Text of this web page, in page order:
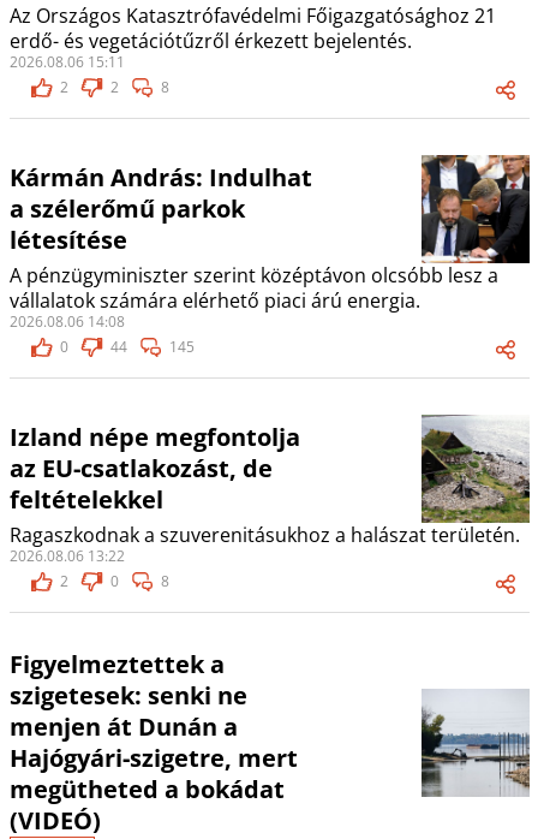
Az Országos Katasztrófavédelmi Főigazgatósághoz 21
erdő- és vegetációtűzről érkezett bejelentés.
2026.08.06 15:11
2
2 8
Kármán András: Indulhat
a szélerőmű parkok
létesítése
A pénzügyminiszter szerint középtávon olcsóbb lesz a
vállalatok számára elérhető piaci árú energia.
2026.08.06 14:08
0
44 145
Izland népe megfontolja
az EU-csatlakozást, de
feltételekkel
Ragaszkodnak a szuverenitásukhoz a halászat területén.
2026.08.06 13:22
2
0 8
Figyelmeztettek a
szigetesek: senki ne
menjen át Dunán a
Hajógyári-szigetre, mert
megütheted a bokádat
(VIDEÓ)